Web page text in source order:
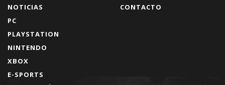
NOTICIAS
PC
PLAYSTATION
NINTENDO
XBOX
E-SPORTS
CONTACTO